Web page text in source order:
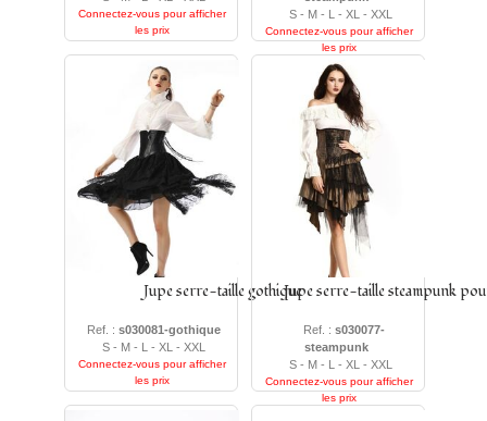
Connectez-vous pour afficher
les prix
S - M - L - XL - XXL
Connectez-vous pour afficher
les prix
Jupe serre-taille gothique
Ref. : s030081-gothique
S - M - L - XL - XXL
Connectez-vous pour afficher
les prix
Jupe serre-taille steampunk
Ref. : s030077-
steampunk
S - M - L - XL - XXL
Connectez-vous pour afficher
les prix